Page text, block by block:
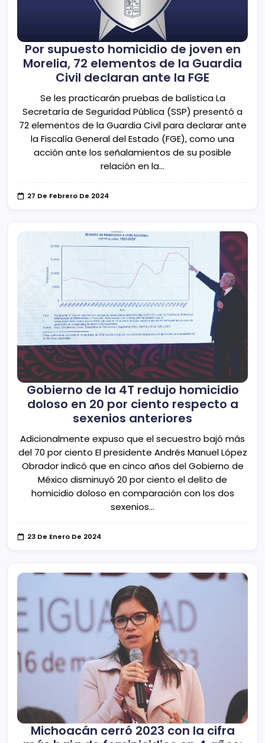
Por supuesto homicidio de joven en
Morelia, 72 elementos de la Guardia
Civil declaran ante la FGE
Se les practicarán pruebas de balística La
Secretaría de Seguridad Pública (SSP) presentó a
72 elementos de la Guardia Civil para declarar ante
la Fiscalía General del Estado (FGE), como una
acción ante los señalamientos de su posible
relación en la…
27 De Febrero De 2024
Gobierno de la 4T redujo homicidio
doloso en 20 por ciento respecto a
sexenios anteriores
Adicionalmente expuso que el secuestro bajó más
del 70 por ciento El presidente Andrés Manuel López
Obrador indicó que en cinco años del Gobierno de
México disminuyó 20 por ciento el delito de
homicidio doloso en comparación con los dos
sexenios…
23 De Enero De 2024
Michoacán cerró 2023 con la cifra